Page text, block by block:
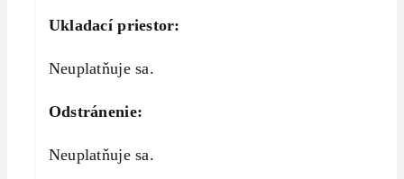
Ukladací priestor:
Neuplatňuje sa.
Odstránenie:
Neuplatňuje sa.